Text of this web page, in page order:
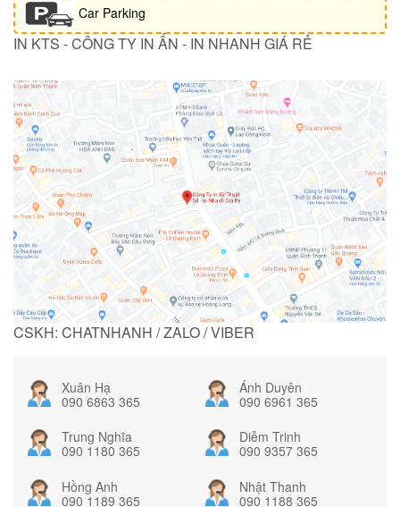
Car Parking
IN KTS - CÔNG TY IN ẤN - IN NHANH GIÁ RẺ
CSKH: CHATNHANH / ZALO / VIBER
Xuân Hạ
090 6863 365
Ánh Duyên
090 6961 365
Trung Nghĩa
090 1180 365
Diễm Trinh
090 9357 365
Hồng Anh
090 1189 365
Nhật Thanh
090 1188 365